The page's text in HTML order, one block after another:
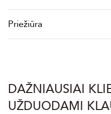
Priežiūra
DAŽNIAUSIAI
UŽDUODAMI